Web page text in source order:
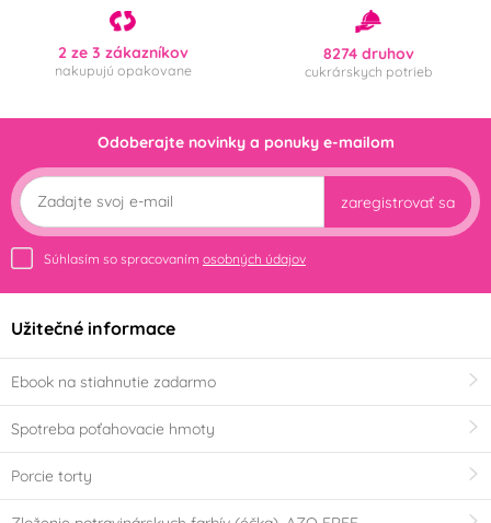
2 ze 3 zákazníkov
nakupujú opakovane
8274 druhov
cukrárskych potrieb
Odoberajte novinky a ponuky e-mailom
zaregistrovať sa
Súhlasím so spracovaním osobných údajov
Užitečné informace
Ebook na stiahnutie zadarmo
Spotreba poťahovacie hmoty
Porcie torty